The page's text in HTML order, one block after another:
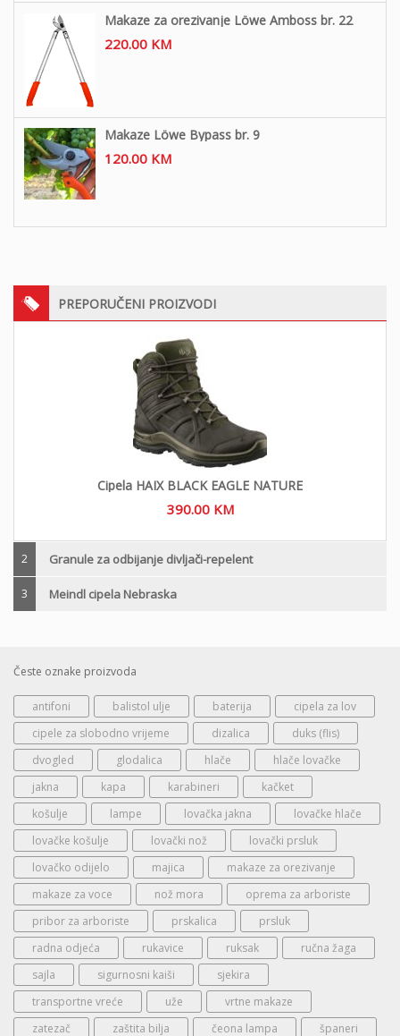
Makaze za orezivanje Löwe Amboss br. 22
220.00 KM
Makaze Löwe Bypass br. 9
120.00 KM
PREPORUČENI PROIZVODI
Cipela HAIX BLACK EAGLE NATURE
390.00 KM
2 Granule za odbijanje divljači-repelent
3 Meindl cipela Nebraska
Česte oznake proizvoda
antifoni balistol ulje baterija
cipela za lov
cipele za slobodno vrijeme
dizalica
duks (flis)
dvogled
glodalica hlače
hlače lovačke
jakna
kapa karabineri
kačket
košulje
lampe lovačka jakna
lovačke hlače
lovačke košulje
lovački nož
lovački prsluk
lovačko odijelo
majica
makaze za orezivanje
makaze za voce
nož mora
oprema za arboriste
pribor za arboriste
prskalica
prsluk
radna odjeća
rukavice ruksak
ručna žaga
sajla
sigurnosni kaiši
sjekira
transportne vreće
uže
vrtne makaze
zatezač
zaštita bilja čeona lampa španeri